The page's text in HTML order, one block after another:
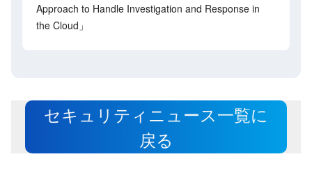
Approach to Handle Investigation and Response in
the Cloud」
セキュリティニュース一覧に
戻る